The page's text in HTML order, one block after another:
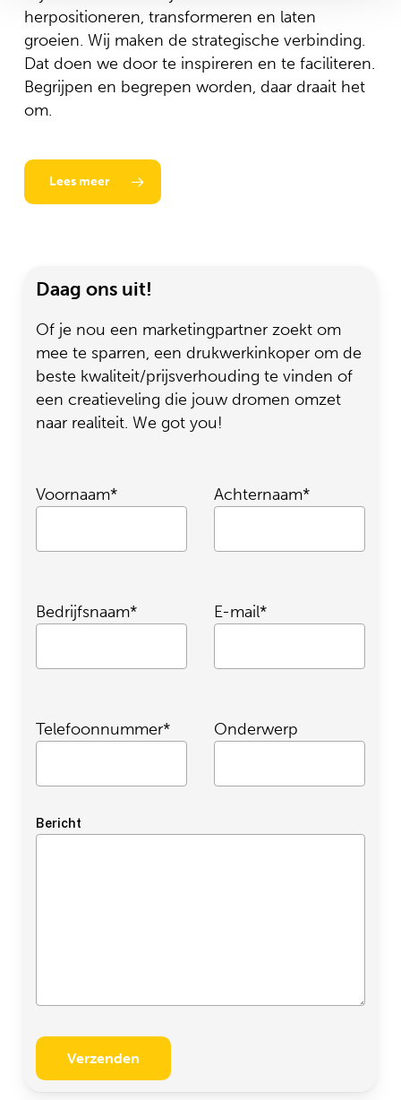
Realisatie
herpositioneren, transformeren en laten
groeien. Wij maken de strategische verbinding.
Dat doen we door te inspireren en te faciliteren.
Begrijpen en begrepen worden, daar draait het
om.
Lees meer
Daag ons uit!
Of je nou een marketingpartner zoekt om
mee te sparren, een drukwerkinkoper om de
beste kwaliteit/prijsverhouding te vinden of
een creatieveling die jouw dromen omzet
naar realiteit. We got you!
Voornaam* Achternaam*
Bedrijfsnaam* E-mail*
Telefoonnummer* Onderwerp
Bericht